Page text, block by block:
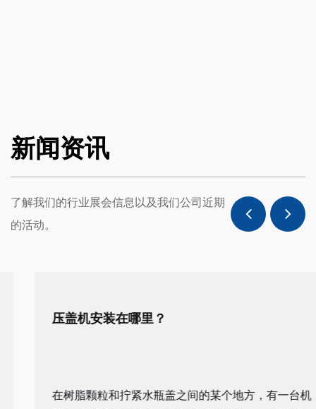
新闻资讯
了解我们的行业展会信息以及我们公司近期
的活动。
压盖机安装在哪里？
在树脂颗粒和拧紧水瓶盖之间的某个地方，有一台机